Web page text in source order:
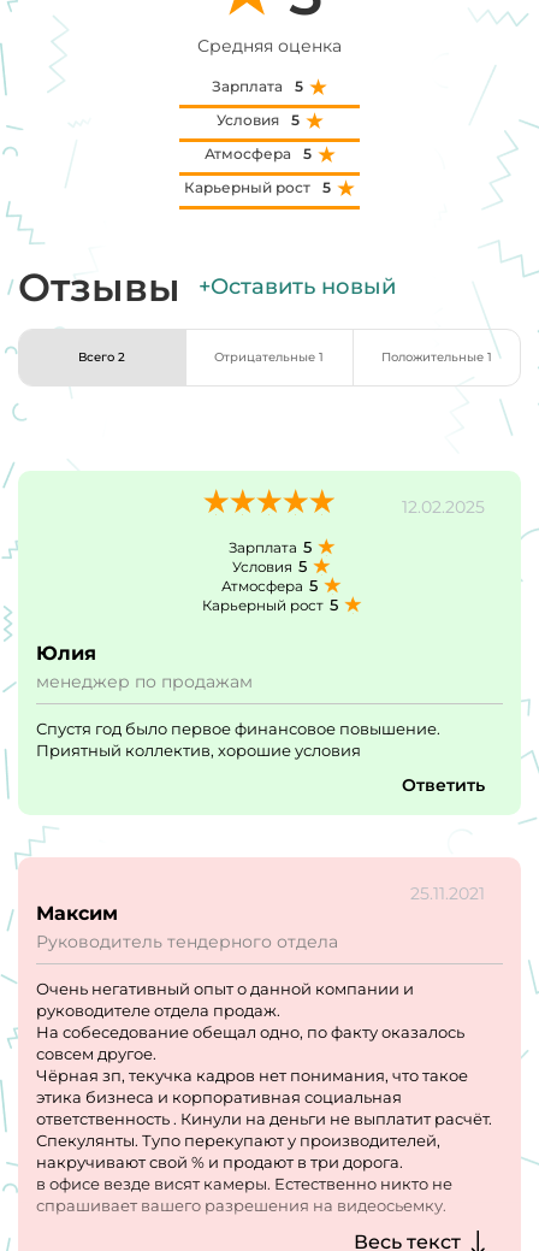
Средняя оценка
Зарплата
5
Условия
5
Атмосфера
5
Карьерный рост
5
Отзывы +Оставить новый
Всего 2 Отрицательные 1 Положительные 1
12.02.2025
Зарплата 5
Условия 5
Атмосфера 5
Карьерный рост 5
Юлия
менеджер по продажам
Спустя год было первое финансовое повышение.
Приятный коллектив, хорошие условия
Ответить
25.11.2021
Максим
Руководитель тендерного отдела
Очень негативный опыт о данной компании и
руководителе отдела продаж.
На собеседование обещал одно, по факту оказалось
совсем другое.
Чёрная зп, текучка кадров нет понимания, что такое
этика бизнеса и корпоративная социальная
ответственность . Кинули на деньги не выплатит расчёт.
Спекулянты. Тупо перекупают у производителей,
накручивают свой % и продают в три дорога.
в офисе везде висят камеры. Естественно никто не
спрашивает вашего разрешения на видеосьемку.
Руководитель отдела продаж Рустам бухает по чёрному,
Весь текст